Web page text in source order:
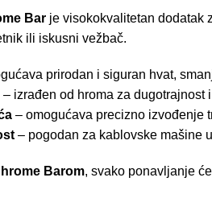
Bar je visokokvalitetan dodatak
ili iskusni vežbač.
prirodan i siguran hvat,
– izrađen od hroma za dugotrajnost
– omogućava precizno izvođenje
– pogodan za kablovske mašine
Barom, svako ponavljanje